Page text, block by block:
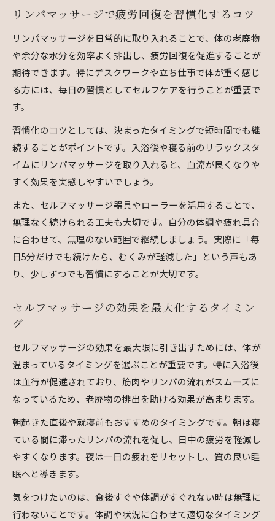
セルフマッサージ足ケアで軽やかさを実感
安全に始める自宅のセルフケア実践ガイド
リンパマッサージを安全に行うための基礎知識
セルフマッサージの注意点と血栓リスク対策
セルフマッサージで妊娠中も安心なケア方法
自宅で始めるリンパマッサージの安全ルール
背中や肩のコリ改善に役立つセルフマッサージ術
リンパマッサージで肩や背中コリを和らげる技
セルフマッサージ肩ケアの効果的な手順とは
背中ゴリゴリの正体を知りリンパマッサージ対
策
セルフマッサージローラーで肩甲骨周りをほぐ
す
セルフマッサージ器具を使う上手なポイント
セルフマッサージ器具で疲労回復を叶える方法
セルフマッサージローラーで足や背中をケア
初心者におすすめのセルフマッサージ器具選び
疲労回復と美容に効くリンパケアのすすめ
リンパマッサージで疲労回復と美容を両立する
法
セルフマッサージで体の老廃物を効率的に流す
リンパケア習慣でむくみと肌くすみを防ぐ方法
リンパマッサージで疲労回復を習慣化するコツ
リンパマッサージを日常的に取り入れることで、体の老廃物
や余分な水分を効率よく排出し、疲労回復を促進することが
期待できます。特にデスクワークや立ち仕事で体が重く感じ
る方には、毎日の習慣としてセルフケアを行うことが重要で
す。
習慣化のコツとしては、決まったタイミングで短時間でも継
続することがポイントです。入浴後や寝る前のリラックスタ
イムにリンパマッサージを取り入れると、血流が良くなりや
すく効果を実感しやすいでしょう。
また、セルフマッサージ器具やローラーを活用することで、
無理なく続けられる工夫も大切です。自分の体調や疲れ具合
に合わせて、無理のない範囲で継続しましょう。実際に「毎
日5分だけでも続けたら、むくみが軽減した」という声もあ
り、少しずつでも習慣にすることが大切です。
セルフマッサージの効果を最大化するタイミン
グ
セルフマッサージの効果を最大限に引き出すためには、体が
温まっているタイミングを選ぶことが重要です。特に入浴後
は血行が促進されており、筋肉やリンパの流れがスムーズに
なっているため、老廃物の排出を助ける効果が高まります。
朝起きた直後や就寝前もおすすめのタイミングです。朝は寝
ている間に滞ったリンパの流れを促し、日中の疲労を軽減し
やすくなります。夜は一日の疲れをリセットし、質の良い睡
眠へと導きます。
気をつけたいのは、食後すぐや体調がすぐれない時は無理に
行わないことです。体調や状況に合わせて適切なタイミング